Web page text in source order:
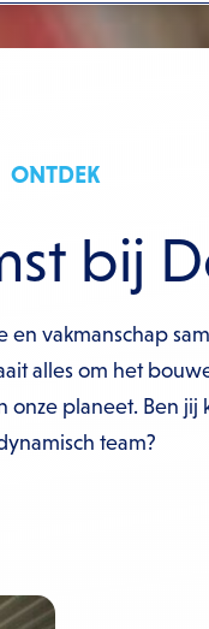
ONTDEK
bij
vakmanschap
alles om het
planeet. Ben jij
team?​